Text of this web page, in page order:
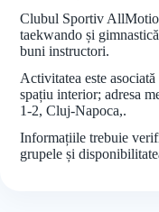
Clubul Sportiv
taekwando și
buni instructori.
Activitatea este
spațiu interior; adresa
1-2, Cluj-Napoca,.
Informațiile trebuie
grupele și